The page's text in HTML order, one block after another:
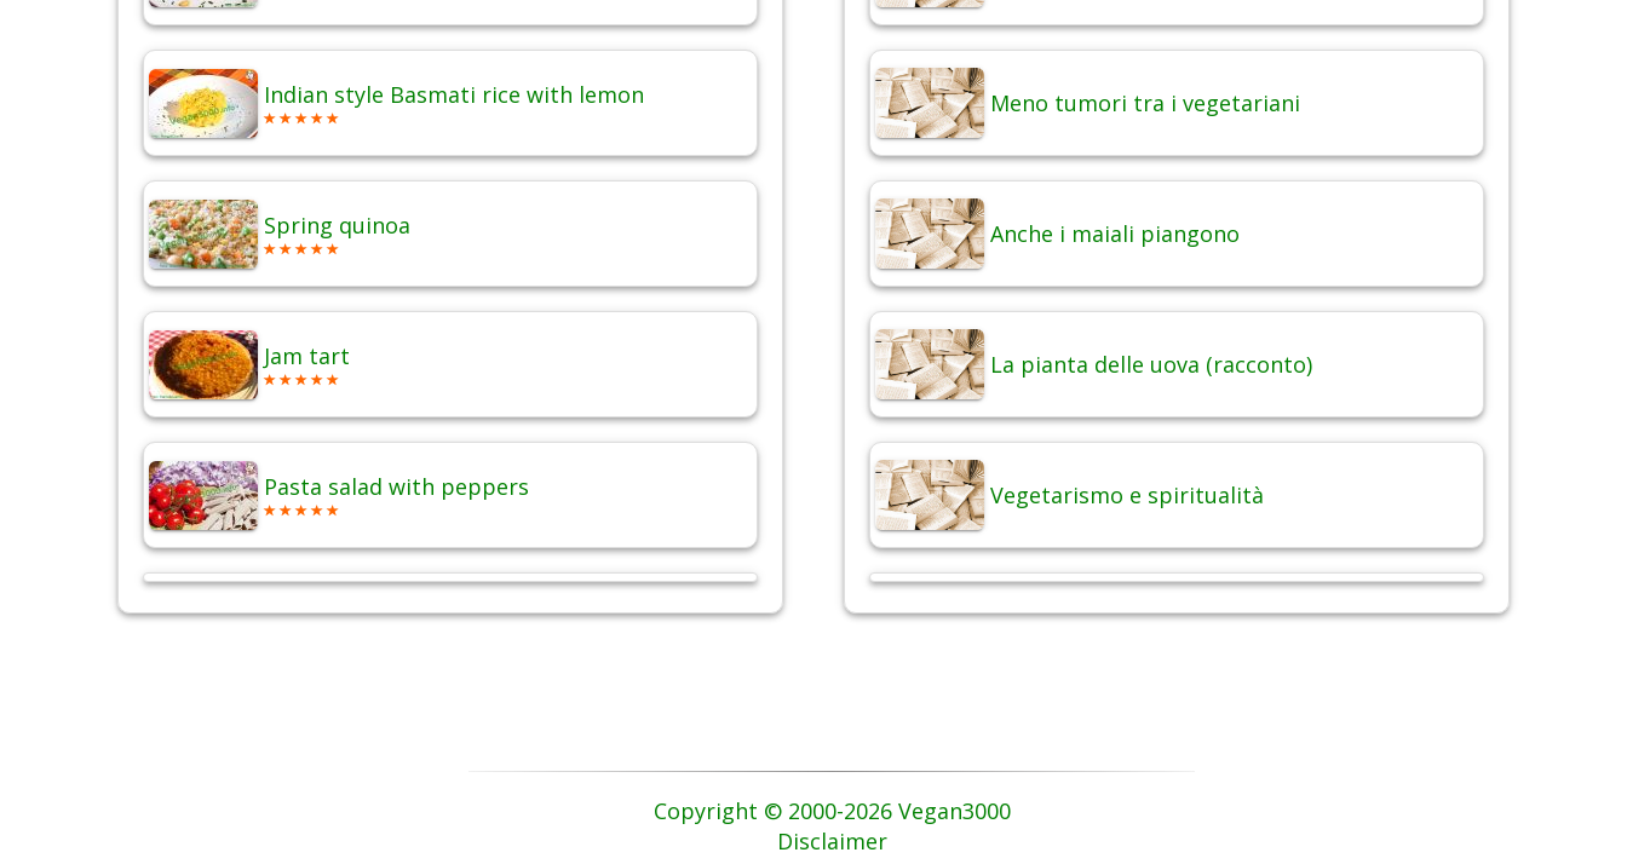
Indian style Basmati rice with lemon
Spring quinoa
Jam tart
Pasta salad with peppers
Meno tumori tra i vegetariani
Anche i maiali piangono
La pianta delle uova (racconto)
Vegetarismo e spiritualità
Copyright © 2000-2026 Vegan3000
Disclaimer